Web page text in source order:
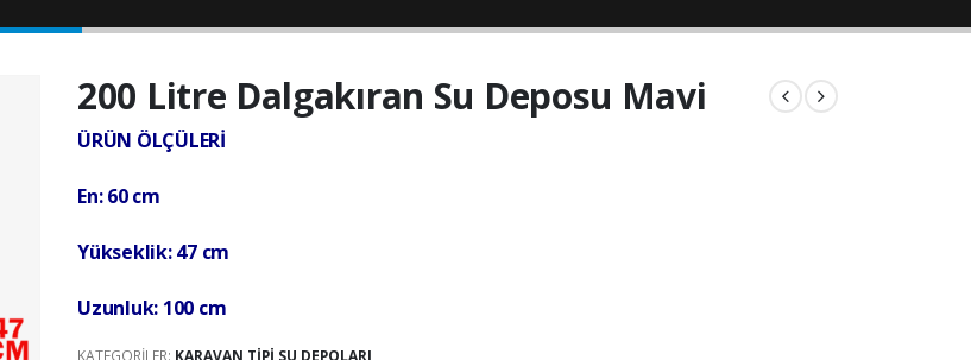
200 Litre Dalgakıran Su Deposu Mavi
ÜRÜN ÖLÇÜLERİ
En: 60 cm
Yükseklik: 47 cm
Uzunluk: 100 cm
KATEGORILER: KARAVAN TIPI SU DEPOLARI